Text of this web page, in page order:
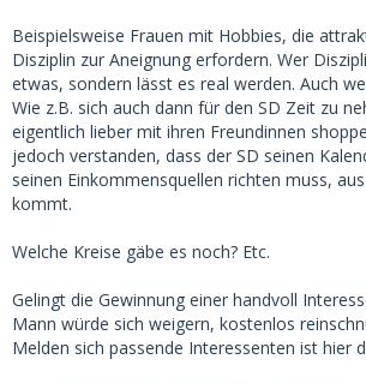
Beispielsweise Frauen mit Hobbies, die
Disziplin zur Aneignung erfordern. Wer
etwas, sondern lässt es real werden. Auch
Wie z.B. sich auch dann für den SD Zeit zu
eigentlich lieber mit ihren Freundinnen
jedoch verstanden, dass der SD seinen
seinen Einkommensquellen richten muss,
kommt.
Welche Kreise gäbe es noch? Etc.
Gelingt die Gewinnung einer handvoll
Mann würde sich weigern, kostenlos
Melden sich passende Interessenten ist hier